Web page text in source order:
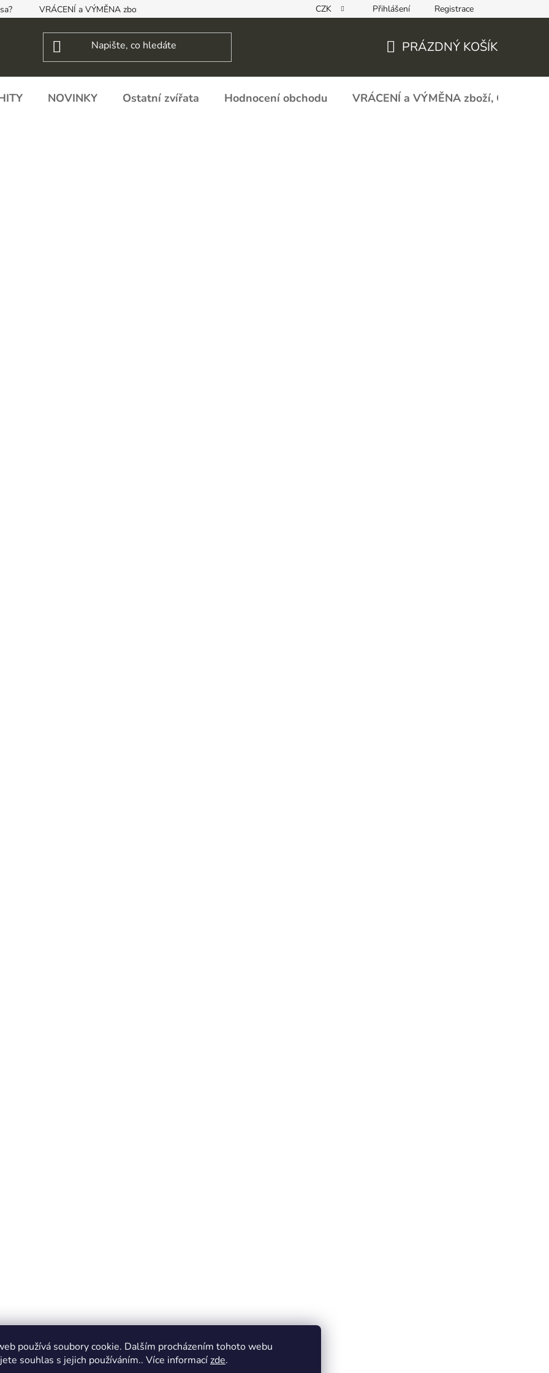
používá soubory cookie. Dalším procházením tohoto webu
souhlas s jejich používáním.. Více informacízde.
VRÁCENÍ a VÝMĚNA zboží, ODSTOUPENÍ OD SMLOUVY REKLAMAČNÍ FORMULÁŘ - zboží s vadou
CZK Přihlášení Registrace
KOŠÍK
PRÁZDNÝ KOŠÍK
NOVINKY Ostatní zvířata Hodnocení obchodu VRÁCENÍ a VÝMĚNA zboží,